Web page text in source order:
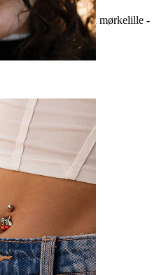
smarte jeg købte en mørkelille -